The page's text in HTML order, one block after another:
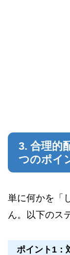
3. 合理的
つのポイ
単に何かを「
ん。以下のス
ポイント1：